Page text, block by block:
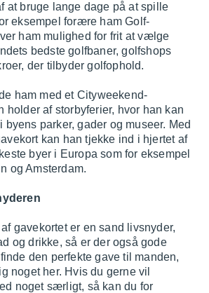
at bruge lange dage på at spille
eksempel forære hamGolf-
ham mulighed for frit at vælge
bedste golfbaner, golfshops
der tilbyder golfophold.
ham med et Cityweekend-
holder af storbyferier, hvor han kan
byens parker, gader og museer. Med
kan han tjekke ind i hjertet af
byer i Europa som for eksempel
og Amsterdam.
gavekortet er en sand livsnyder,
og drikke, så er der også gode
den perfekte gave til manden,
noget her. Hvis du gerne vil
noget særligt, så kan du for